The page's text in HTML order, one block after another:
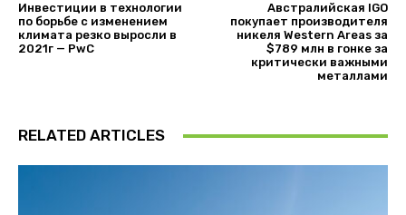
Инвестиции в технологии
по борьбе с изменением
климата резко выросли в
2021г — PwC
Австралийская IGO
покупает производителя
никеля Western Areas за
$789 млн в гонке за
критически важными
металлами
RELATED ARTICLES